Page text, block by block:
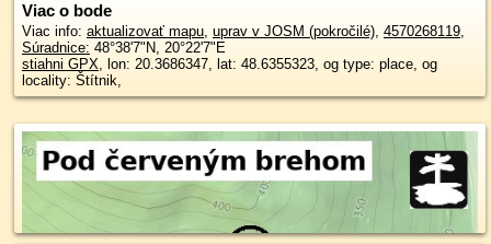
Viac o bode
Viac info: aktualizovať mapu, uprav v JOSM (pokročilé), 4570268119,
Súradnice: 48°38'7"N, 20°22'7"E
stiahni GPX, lon: 20.3686347, lat: 48.6355323, og type: place, og
locality: Štítnik,